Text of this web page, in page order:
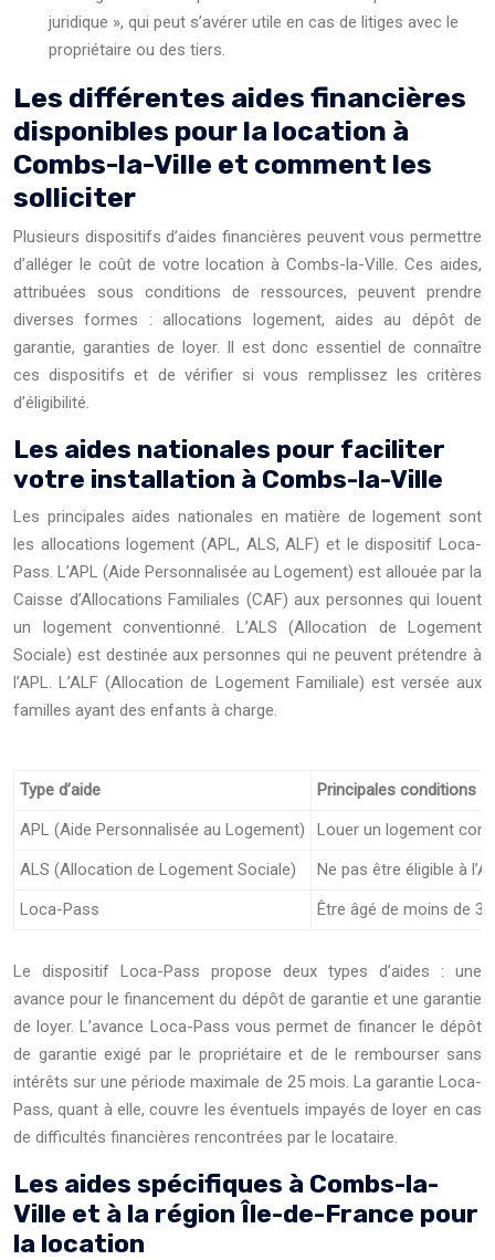
juridique », qui peut s’avérer utile en cas de litiges avec le
propriétaire ou des tiers.
Les différentes aides financières
disponibles pour la location à
Combs-la-Ville et comment les
solliciter
Plusieurs dispositifs d’aides financières peuvent vous permettre
d’alléger le coût de votre location à Combs-la-Ville. Ces aides,
attribuées sous conditions de ressources, peuvent prendre
diverses formes : allocations logement, aides au dépôt de
garantie, garanties de loyer. Il est donc essentiel de connaître
ces dispositifs et de vérifier si vous remplissez les critères
d’éligibilité.
Les aides nationales pour faciliter
votre installation à Combs-la-Ville
Les principales aides nationales en matière de logement sont
les allocations logement (APL, ALS, ALF) et le dispositif Loca-
Pass. L’APL (Aide Personnalisée au Logement) est allouée par la
Caisse d’Allocations Familiales (CAF) aux personnes qui louent
un logement conventionné. L’ALS (Allocation de Logement
Sociale) est destinée aux personnes qui ne peuvent prétendre à
l’APL. L’ALF (Allocation de Logement Familiale) est versée aux
familles ayant des enfants à charge.
Type d’aide
Principales conditions
APL (Aide Personnalisée au Logement)
Louer un logement
ALS (Allocation de Logement Sociale)
Ne pas être éligible à
Loca-Pass
Être âgé de moins de
Le dispositif Loca-Pass propose deux types d’aides : une
avance pour le financement du dépôt de garantie et une garantie
de loyer. L’avance Loca-Pass vous permet de financer le dépôt
de garantie exigé par le propriétaire et de le rembourser sans
intérêts sur une période maximale de 25 mois. La garantie Loca-
Pass, quant à elle, couvre les éventuels impayés de loyer en cas
de difficultés financières rencontrées par le locataire.
Les aides spécifiques à Combs-la-
Ville et à la région Île-de-France pour
la location